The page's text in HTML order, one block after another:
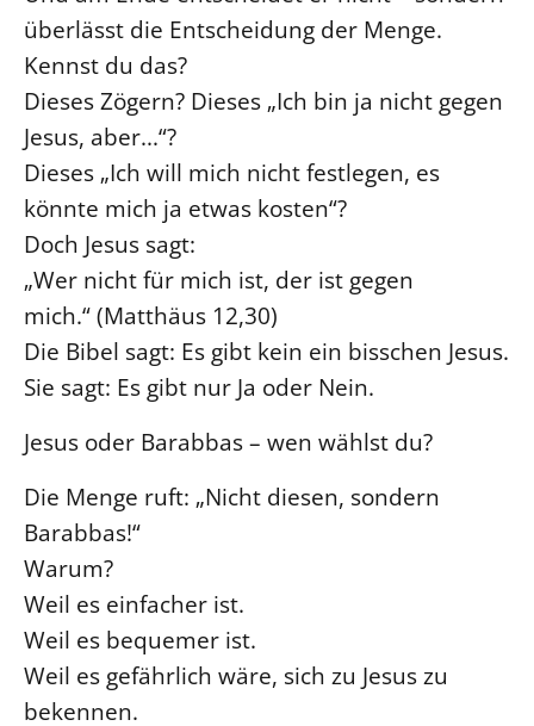
überlässt die Entscheidung der Menge.
Kennst du das?
Dieses Zögern? Dieses „Ich bin ja nicht gegen
Jesus, aber...“?
Dieses „Ich will mich nicht festlegen, es
könnte mich ja etwas kosten“?
Doch Jesus sagt:
„Wer nicht für mich ist, der ist gegen
mich.“ (Matthäus 12,30)
Die Bibel sagt: Es gibt kein ein bisschen Jesus.
Sie sagt: Es gibt nur Ja oder Nein.
Jesus oder Barabbas – wen wählst du?
Die Menge ruft: „Nicht diesen, sondern
Barabbas!“
Warum?
Weil es einfacher ist.
Weil es bequemer ist.
Weil es gefährlich wäre, sich zu Jesus zu
bekennen.